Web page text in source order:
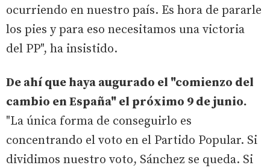
ocurriendo en nuestro país. Es hora de pararle
los pies y para eso necesitamos una victoria
del PP", ha insistido.
De ahí que haya augurado el "comienzo del
cambio en España" el próximo 9 de junio.
"La única forma de conseguirlo es
concentrando el voto en el Partido Popular. Si
dividimos nuestro voto, Sánchez se queda. Si